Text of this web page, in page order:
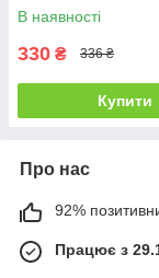
В наявності
330 ₴ 336 ₴
Купити
Про нас
92%
Працює з